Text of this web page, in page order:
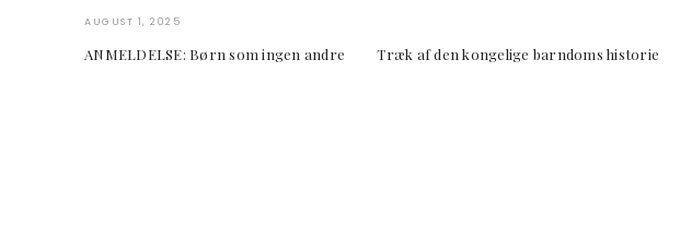
AUGUST 1, 2025
ANMELDELSE: Børn som ingen andre Træk af den kongelige barndoms